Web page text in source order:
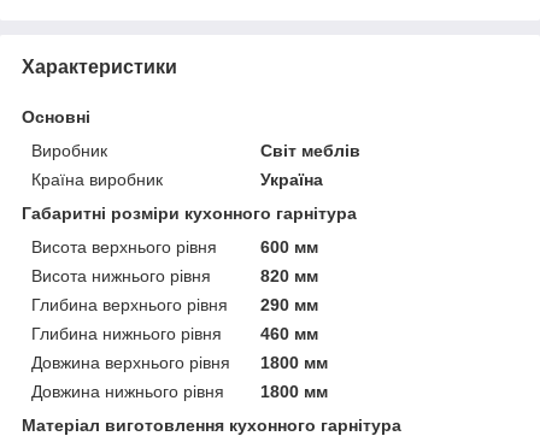
Характеристики
Основні
Виробник
Світ меблів
Країна виробник
Україна
Габаритні розміри кухонного гарнітура
Висота верхнього рівня
600 мм
Висота нижнього рівня
820 мм
Глибина верхнього рівня
290 мм
Глибина нижнього рівня
460 мм
Довжина верхнього рівня
1800 мм
Довжина нижнього рівня
1800 мм
Матеріал виготовлення кухонного гарнітура